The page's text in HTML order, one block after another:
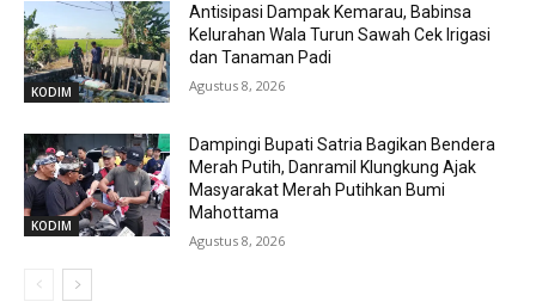
KODIM
Antisipasi Dampak Kemarau, Babinsa
Kelurahan Wala Turun Sawah Cek Irigasi
dan Tanaman Padi
Agustus 8, 2026
KODIM
Dampingi Bupati Satria Bagikan Bendera
Merah Putih, Danramil Klungkung Ajak
Masyarakat Merah Putihkan Bumi
Mahottama
Agustus 8, 2026